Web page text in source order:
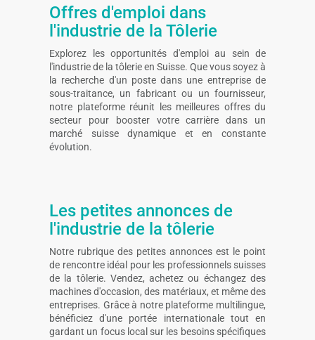
Offres d'emploi dans
l'industrie de la Tôlerie
Explorez les opportunités d'emploi au sein de
l'industrie de la tôlerie en Suisse. Que vous soyez à
la recherche d'un poste dans une entreprise de
sous-traitance, un fabricant ou un fournisseur,
notre plateforme réunit les meilleures offres du
secteur pour booster votre carrière dans un
marché suisse dynamique et en constante
évolution.
Les petites annonces de
l'industrie de la tôlerie
Notre rubrique des petites annonces est le point
de rencontre idéal pour les professionnels suisses
de la tôlerie. Vendez, achetez ou échangez des
machines d'occasion, des matériaux, et même des
entreprises. Grâce à notre plateforme multilingue,
bénéficiez d'une portée internationale tout en
gardant un focus local sur les besoins spécifiques